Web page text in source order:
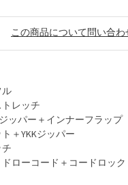
この商品について問い合わ
ル
トレッチ
ッパー＋インナーフラップ
＋YKKジッパー
ドローコード＋コードロック